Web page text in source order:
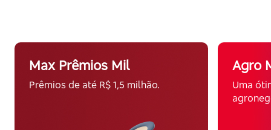
Max Prêmios Mil
Prêmios de até R$ 1,5 milhão.
Agro
Uma